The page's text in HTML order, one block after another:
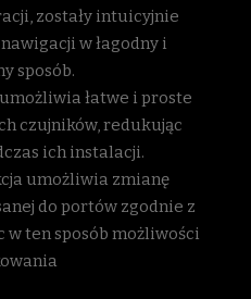
zostały intuicyjnie
w łagodny i
sposób.
łatwe i proste
czujników, redukując
ich instalacji.
umożliwia zmianę
do portów zgodnie z
w ten sposób możliwości